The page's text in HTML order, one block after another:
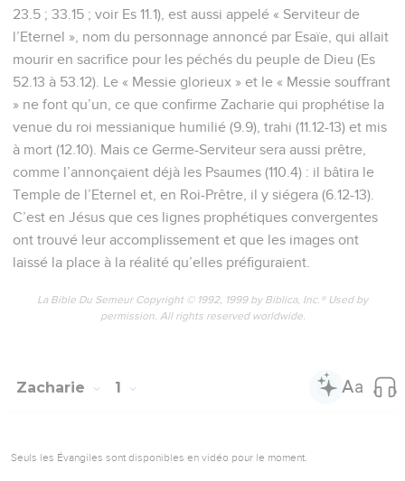
23.5 ; 33.15 ; voir Es 11.1), est aussi appelé « Serviteur de
l’Eternel », nom du personnage annoncé par Esaïe, qui allait
mourir en sacrifice pour les péchés du peuple de Dieu (Es
52.13 à 53.12). Le « Messie glorieux » et le « Messie souffrant
» ne font qu’un, ce que confirme Zacharie qui prophétise la
venue du roi messianique humilié (9.9), trahi (11.12-13) et mis
à mort (12.10). Mais ce Germe-Serviteur sera aussi prêtre,
comme l’annonçaient déjà les Psaumes (110.4) : il bâtira le
Temple de l’Eternel et, en Roi-Prêtre, il y siégera (6.12-13).
C’est en Jésus que ces lignes prophétiques convergentes
ont trouvé leur accomplissement et que les images ont
laissé la place à la réalité qu’elles préfiguraient.
La Bible Du Semeur Copyright © 1992, 1999 by Biblica, Inc.® Used by
permission. All rights reserved worldwide.
Zacharie 1
Seuls les Évangiles sont disponibles en vidéo pour le moment.